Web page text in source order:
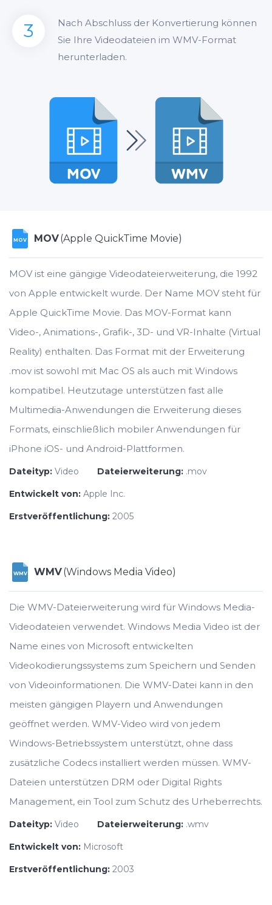
3
Nach Abschluss der Konvertierung können
Sie Ihre Videodateien im WMV-Format
herunterladen.
MOV MOV(Apple QuickTime Movie)
MOV ist eine gängige Videodateierweiterung, die 1992
von Apple entwickelt wurde. Der Name MOV steht für
Apple QuickTime Movie. Das MOV-Format kann
Video-, Animations-, Grafik-, 3D- und VR-Inhalte (Virtual
Reality) enthalten. Das Format mit der Erweiterung
.mov ist sowohl mit Mac OS als auch mit Windows
kompatibel. Heutzutage unterstützen fast alle
Multimedia-Anwendungen die Erweiterung dieses
Formats, einschließlich mobiler Anwendungen für
iPhone iOS- und Android-Plattformen.
Dateityp: Video Dateierweiterung: .mov
Entwickelt von: Apple Inc.
Erstveröffentlichung: 2005
WMV WMV(Windows Media Video)
Die WMV-Dateierweiterung wird für Windows Media-
Videodateien verwendet. Windows Media Video ist der
Name eines von Microsoft entwickelten
Videokodierungssystems zum Speichern und Senden
von Videoinformationen. Die WMV-Datei kann in den
meisten gängigen Playern und Anwendungen
geöffnet werden. WMV-Video wird von jedem
Windows-Betriebssystem unterstützt, ohne dass
zusätzliche Codecs installiert werden müssen. WMV-
Dateien unterstützen DRM oder Digital Rights
Management, ein Tool zum Schutz des Urheberrechts.
Dateityp: Video Dateierweiterung: .wmv
Entwickelt von: Microsoft
Erstveröffentlichung: 2003